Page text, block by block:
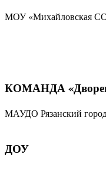
МОУ «Михайловская
КОМАНДА
МАУДО Рязанский
ДОУ